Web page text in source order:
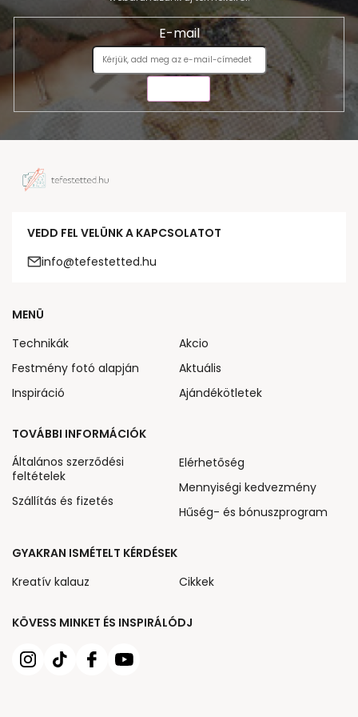
E-mail
VEDD FEL VELÜNK A KAPCSOLATOT
info@tefestetted.hu
KÖVESS MINKET ÉS INSPIRÁLÓDJ
MENÜ
Technikák
Festmény fotó alapján
Inspiráció
Akcio
Aktuális
Ajándékötletek
TOVÁBBI INFORMÁCIÓK
Általános szerződési
feltételek
Szállítás és fizetés
Elérhetőség
Mennyiségi kedvezmény
Hűség- és bónuszprogram
GYAKRAN ISMÉTELT KÉRDÉSEK
Kreatív kalauz
Cikkek